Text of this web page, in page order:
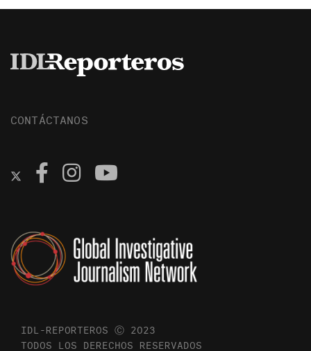
CONTÁCTANOS
IDL-REPORTEROS Ⓒ 2023
TODOS LOS DERECHOS RESERVADOS